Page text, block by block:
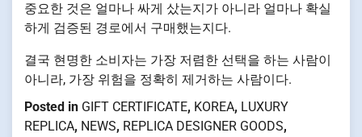
중요한 것은 얼마나 싸게 샀는지가 아니라 얼마나 확실
하게 검증된 경로에서 구매했는지다.
결국 현명한 소비자는 가장 저렴한 선택을 하는 사람이
아니라, 가장 위험을 정확히 제거하는 사람이다.
Posted in GIFT CERTIFICATE, KOREA, LUXURY
REPLICA, NEWS, REPLICA DESIGNER GOODS,